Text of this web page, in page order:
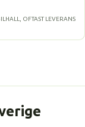
OFTAST LEVERANS